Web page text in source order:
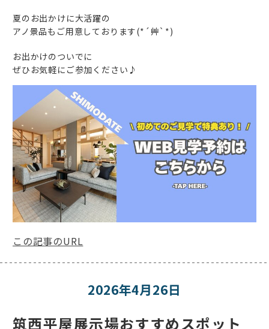
夏のお出かけに大活躍の
アノ景品もご用意しております(*´艸`*)
お出かけのついでに
ぜひお気軽にご参加ください♪
この記事のURL
2026年4月26日
筑西平屋展示場おすすめスポット